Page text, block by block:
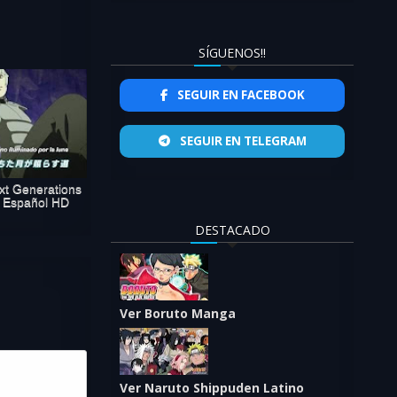
Generations
HD
SÍGUENOS!!
SEGUIR EN FACEBOOK
SEGUIR EN TELEGRAM
DESTACADO
Ver Boruto Manga
Ver Naruto Shippuden Latino